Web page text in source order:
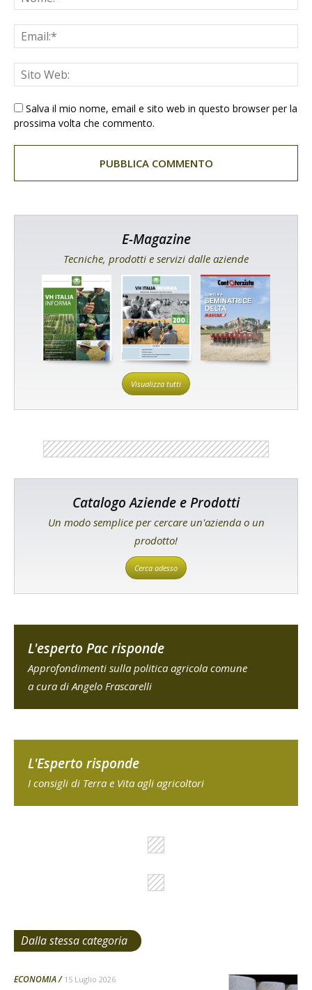
Salva il mio nome, email e sito web in questo browser per la
prossima volta che commento.
E-Magazine
Tecniche, prodotti e servizi dalle aziende
Visualizza tutti
Catalogo Aziende e Prodotti
Un modo semplice per cercare un'azienda o un
prodotto!
Cerca adesso
L'esperto Pac risponde
Approfondimenti sulla politica agricola comune
a cura di Angelo Frascarelli
L'Esperto risponde
I consigli di Terra e Vita agli agricoltori
Dalla stessa categoria
ECONOMIA 15 Luglio 2026